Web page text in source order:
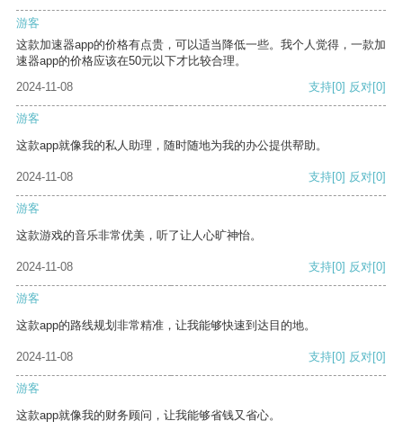
游客
这款加速器app的价格有点贵，可以适当降低一些。我个人觉得，一款加
速器app的价格应该在50元以下才比较合理。
2024-11-08
支持[0] 反对[0]
游客
这款app就像我的私人助理，随时随地为我的办公提供帮助。
2024-11-08 支持[0] 反对[0]
游客
这款游戏的音乐非常优美，听了让人心旷神怡。
2024-11-08 支持[0] 反对[0]
游客
这款app的路线规划非常精准，让我能够快速到达目的地。
2024-11-08 支持[0] 反对[0]
游客
这款app就像我的财务顾问，让我能够省钱又省心。